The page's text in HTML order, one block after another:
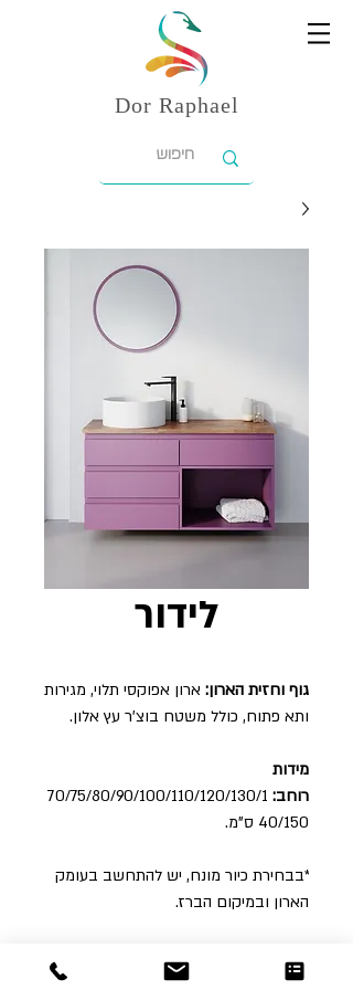
Dor Raphael
לידור
גוף וחזית הארון: ארון אפוקסי תלוי, מגירות
ותא פתוח, כולל משטח בוצ'ר עץ אלון.
מידות
רוחב: 70/75/80/90/100/110/120/130/1
40/150 ס"מ.
*בבחירת כיור מונח, יש להתחשב בעומק
הארון ובמיקום הברז.